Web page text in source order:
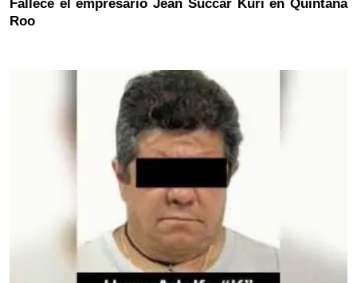
Fallece el empresario Jean Succar Kuri en Quintana
Roo